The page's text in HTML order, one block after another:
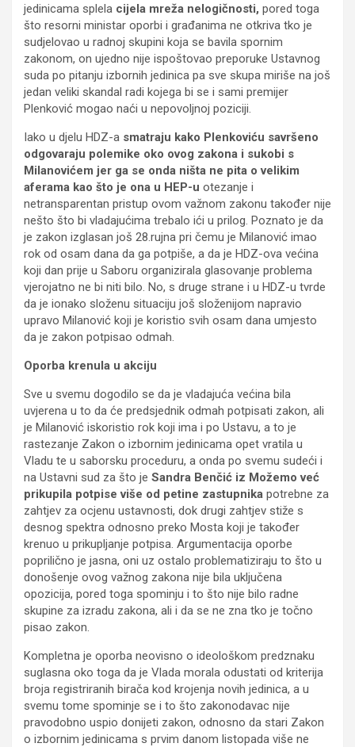
jedinicama splela cijela mreža nelogičnosti, pored toga
što resorni ministar oporbi i građanima ne otkriva tko je
sudjelovao u radnoj skupini koja se bavila spornim
zakonom, on ujedno nije ispoštovao preporuke Ustavnog
suda po pitanju izbornih jedinica pa sve skupa miriše na još
jedan veliki skandal radi kojega bi se i sami premijer
Plenković mogao naći u nepovoljnoj poziciji.
Iako u djelu HDZ-a smatraju kako Plenkoviću savršeno
odgovaraju polemike oko ovog zakona i sukobi s
Milanovićem jer ga se onda ništa ne pita o velikim
aferama kao što je ona u HEP-u otezanje i
netransparentan pristup ovom važnom zakonu također nije
nešto što bi vladajućima trebalo ići u prilog. Poznato je da
je zakon izglasan još 28.rujna pri čemu je Milanović imao
rok od osam dana da ga potpiše, a da je HDZ-ova većina
koji dan prije u Saboru organizirala glasovanje problema
vjerojatno ne bi niti bilo. No, s druge strane i u HDZ-u tvrde
da je ionako složenu situaciju još složenijom napravio
upravo Milanović koji je koristio svih osam dana umjesto
da je zakon potpisao odmah.
Oporba krenula u akciju
Sve u svemu dogodilo se da je vladajuća većina bila
uvjerena u to da će predsjednik odmah potpisati zakon, ali
je Milanović iskoristio rok koji ima i po Ustavu, a to je
rastezanje Zakon o izbornim jedinicama opet vratila u
Vladu te u saborsku proceduru, a onda po svemu sudeći i
na Ustavni sud za što je Sandra Benčić iz Možemo već
prikupila potpise više od petine zastupnika potrebne za
zahtjev za ocjenu ustavnosti, dok drugi zahtjev stiže s
desnog spektra odnosno preko Mosta koji je također
krenuo u prikupljanje potpisa. Argumentacija oporbe
poprilično je jasna, oni uz ostalo problematiziraju to što u
donošenje ovog važnog zakona nije bila uključena
opozicija, pored toga spominju i to što nije bilo radne
skupine za izradu zakona, ali i da se ne zna tko je točno
pisao zakon.
Kompletna je oporba neovisno o ideološkom predznaku
suglasna oko toga da je Vlada morala odustati od kriterija
broja registriranih birača kod krojenja novih jedinica, a u
svemu tome spominje se i to što zakonodavac nije
pravodobno uspio donijeti zakon, odnosno da stari Zakon
o izbornim jedinicama s prvim danom listopada više ne